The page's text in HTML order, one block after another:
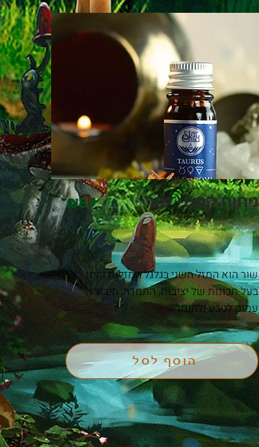
&89 ניחוח קסם- שור
שור הוא המזל השני בגלגל המזלות והינו
בעל תכונות של יציבות, התמדה, חיבור
עמוק לטבע ולחומר
הוסף לסל